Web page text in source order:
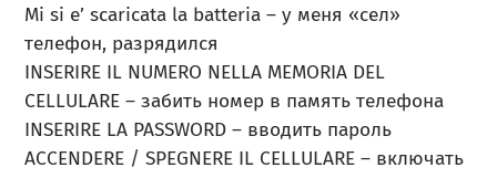
Mi si e’ scaricata la batteria – у меня «сел»
телефон, разрядился
INSERIRE IL NUMERO NELLA MEMORIA DEL
CELLULARE – забить номер в память телефона
INSERIRE LA PASSWORD – вводить пароль
ACCENDERE / SPEGNERE IL CELLULARE – включать